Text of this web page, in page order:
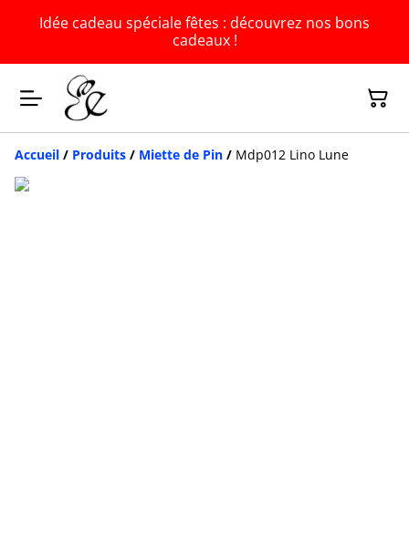
Idée cadeau spéciale fêtes : découvrez nos bons
cadeaux !
Accueil / Produits / Miette de Pin / Mdp012 Lino Lune